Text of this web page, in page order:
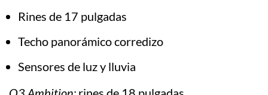
Rines de 17 pulgadas
Techo panorámico corredizo
Sensores de luz y lluvia